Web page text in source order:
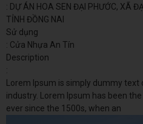
: DỰ ÁN HOA SEN ĐẠI PHƯỚC, XÃ
TỈNH ĐỒNG NAI
Sử dụng
: Cửa Nhựa An Tín
Description
:
Lorem Ipsum is simply dummy
industry. Lorem Ipsum has been
ever since the 1500s, when an